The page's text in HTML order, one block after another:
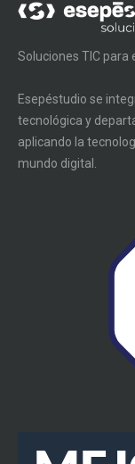
Soluciones TIC para
Esepéstudio se
tecnológica y
aplicando la
mundo digital.